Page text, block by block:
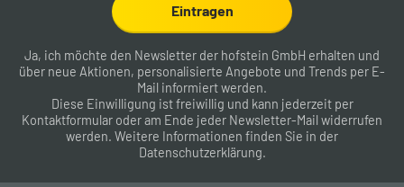
Eintragen
Ja, ich möchte den Newsletter der hofstein GmbH erhalten und
über neue Aktionen, personalisierte Angebote und Trends per E-
Mail informiert werden.
Diese Einwilligung ist freiwillig und kann jederzeit per
Kontaktformular oder am Ende jeder Newsletter-Mail widerrufen
werden. Weitere Informationen finden Sie in der
Datenschutzerklärung.